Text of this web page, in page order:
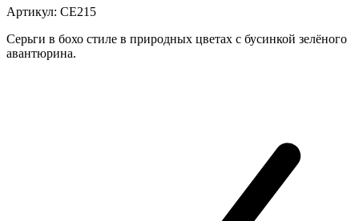
Артикул: CE215
Серьги в бохо стиле в природных цветах с бусинкой зелёного
авантюрина.